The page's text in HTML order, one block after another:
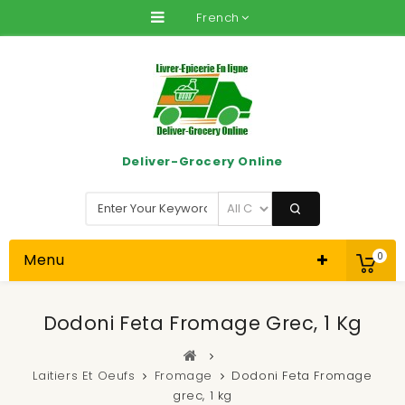
French
0
Deliver-Grocery Online
Menu
Dodoni Feta Fromage Grec, 1 Kg
Laitiers Et Oeufs Fromage
Dodoni Feta Fromage
grec, 1 kg